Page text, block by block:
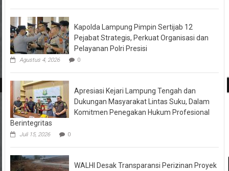
Kapolda Lampung Pimpin Sertijab 12
Pejabat Strategis, Perkuat Organisasi dan
Pelayanan Polri Presisi
Agustus 4, 2026 0
Apresiasi Kejari Lampung Tengah dan
Dukungan Masyarakat Lintas Suku, Dalam
Komitmen Penegakan Hukum Profesional
Berintegritas
Juli 15, 2026 0
WALHI Desak Transparansi Perizinan Proyek